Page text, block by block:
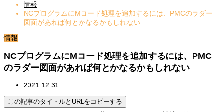
情報
NCプログラムにMコード処理を追加するには、PMCのラダー
図面があれば何とかなるかもしれない
情報
NCプログラムにMコード処理を追加するには、PMC
のラダー図面があれば何とかなるかもしれない
2021.12.31
この記事のタイトルとURLをコピーする